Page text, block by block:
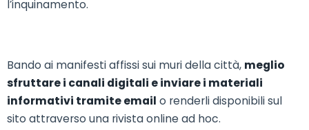
l’inquinamento.
Bando ai manifesti affissi sui muri della città, meglio
sfruttare i canali digitali e inviare i materiali
informativi tramite email o renderli disponibili sul
sito attraverso una rivista online ad hoc.